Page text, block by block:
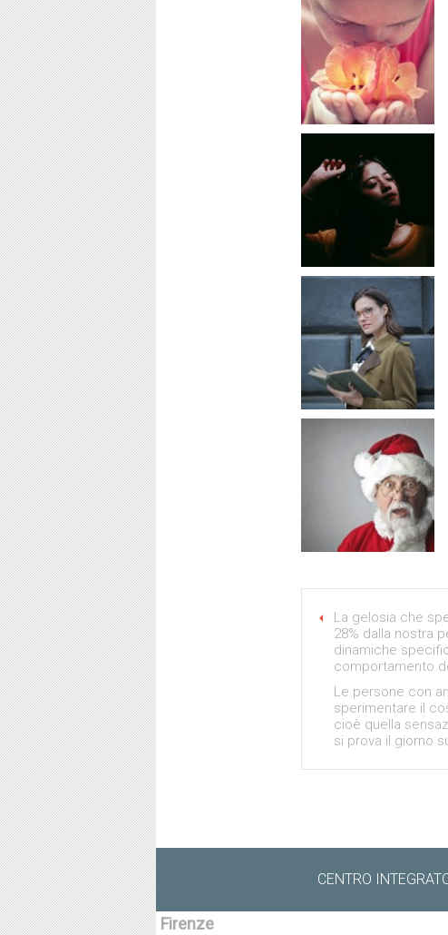
La gelosia che
28% dalla nostra
dinamiche
comportamento
Le persone con
sperimentare il
cioè quella
si prova il giorno
CENTRO
Firenze